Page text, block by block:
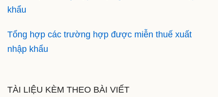
khẩu
Tổng hợp các trường hợp được miễn thuế xuất
nhập khẩu
TÀI LIỆU KÈM THEO BÀI VIẾT